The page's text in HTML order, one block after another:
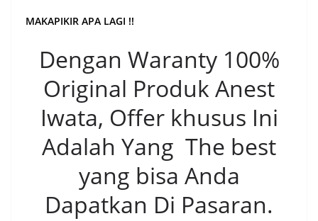
MAKAPIKIR APA LAGI !!
Dengan Waranty 100%
Original Produk Anest
Iwata, Offer khusus Ini
Adalah Yang The best
yang bisa Anda
Dapatkan Di Pasaran.